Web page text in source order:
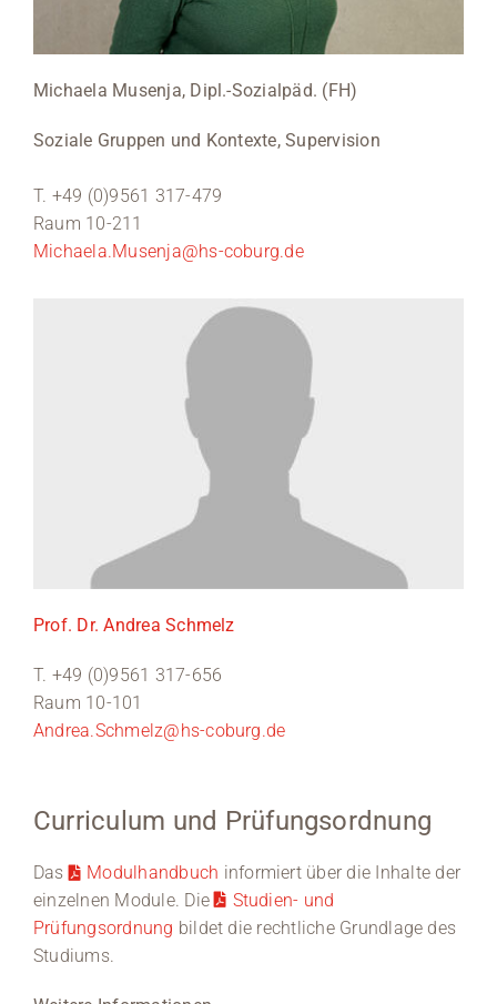
Michaela Musenja, Dipl.-Sozialpäd. (FH)
Soziale Gruppen und Kontexte, Supervision
T. +49 (0)9561 317-479
Raum 10-211
Michaela.Musenja@hs-coburg.de
Prof. Dr. Andrea Schmelz
T. +49 (0)9561 317-656
Raum 10-101
Andrea.Schmelz@hs-coburg.de
Curriculum und Prüfungsordnung
Das Modulhandbuch informiert über die Inhalte der
einzelnen Module. Die
Studien- und
Prüfungsordnung bildet die rechtliche Grundlage des
Studiums.